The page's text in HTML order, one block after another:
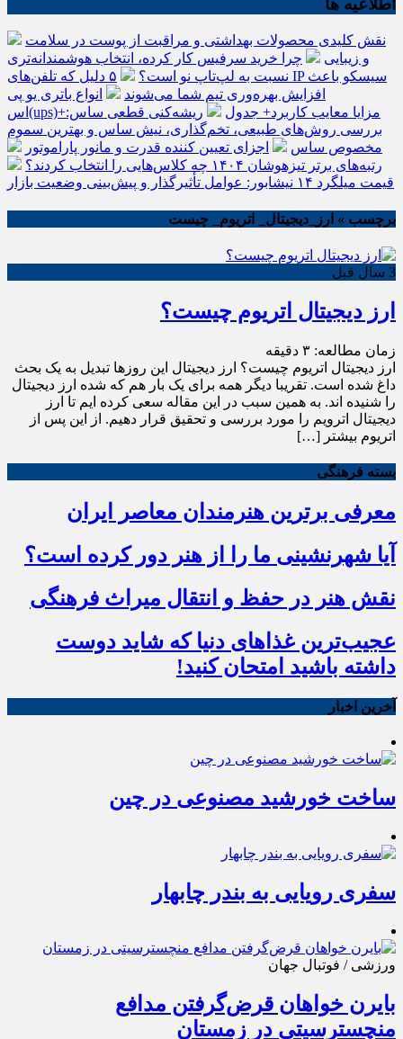
نقش کلیدی محصولات بهداشتی و مراقبت از پوست در سلامت
و زیبایی
چرا خرید سرفیس کار کرده، انتخاب هوشمندانه‌تری
نسبت به لپ‌تاپ نو است؟
۵ دلیل که تلفن‌های IP سیسکو باعث
افزایش بهره‌وری تیم شما می‌شوند
انواع باتری یو پی
اس(ups)+مزایا معایب کاربرد+ جدول
ریشه‌کنی قطعی ساس:
بررسی روش‌های طبیعی، تخم‌گذاری، نیش ساس و بهترین سموم
مخصوص ساس
اجزای تعیین کننده قدرت و مانور پاراموتور
رتبه‌های برتر تیزهوشان ۱۴۰۴ چه کلاس‌هایی را انتخاب کردند؟
قیمت میلگرد ۱۴ نیشابور: عوامل تأثیرگذار و پیش‌بینی وضعیت بازار
برچسب » ارز_دیجیتال_ اتریوم_ چیست
3 سال قبل
ارز دیجیتال اتریوم چیست؟
زمان مطالعه: ۳ دقیقه
ارز دیجیتال اتریوم چیست؟ ارز دیجیتال این روزها تبدیل به یک بحث
داغ شده است. تقریبا دیگر همه برای یک بار هم که شده ارز دیجیتال
را شنیده اند. به همین سبب در این مقاله سعی کرده ایم تا ارز
دیجیتال اترویم را مورد بررسی و تحقیق قرار دهیم. از این پس از
اتریوم بیشتر […]
بسته فرهنگی
معرفی برترین هنرمندان معاصر ایران
آیا شهرنشینی ما را از هنر دور کرده است؟
نقش هنر در حفظ و انتقال میراث فرهنگی
عجیب‌ترین غذاهای دنیا که شاید دوست
داشته باشید امتحان کنید!
آخرین اخبار
ساخت خورشید مصنوعی در چین
سفری رویایی به بندر چابهار
ورزشی / فوتبال جهان
بایرن خواهان قرض‌گرفتن مدافع
منچسترسیتی در زمستان